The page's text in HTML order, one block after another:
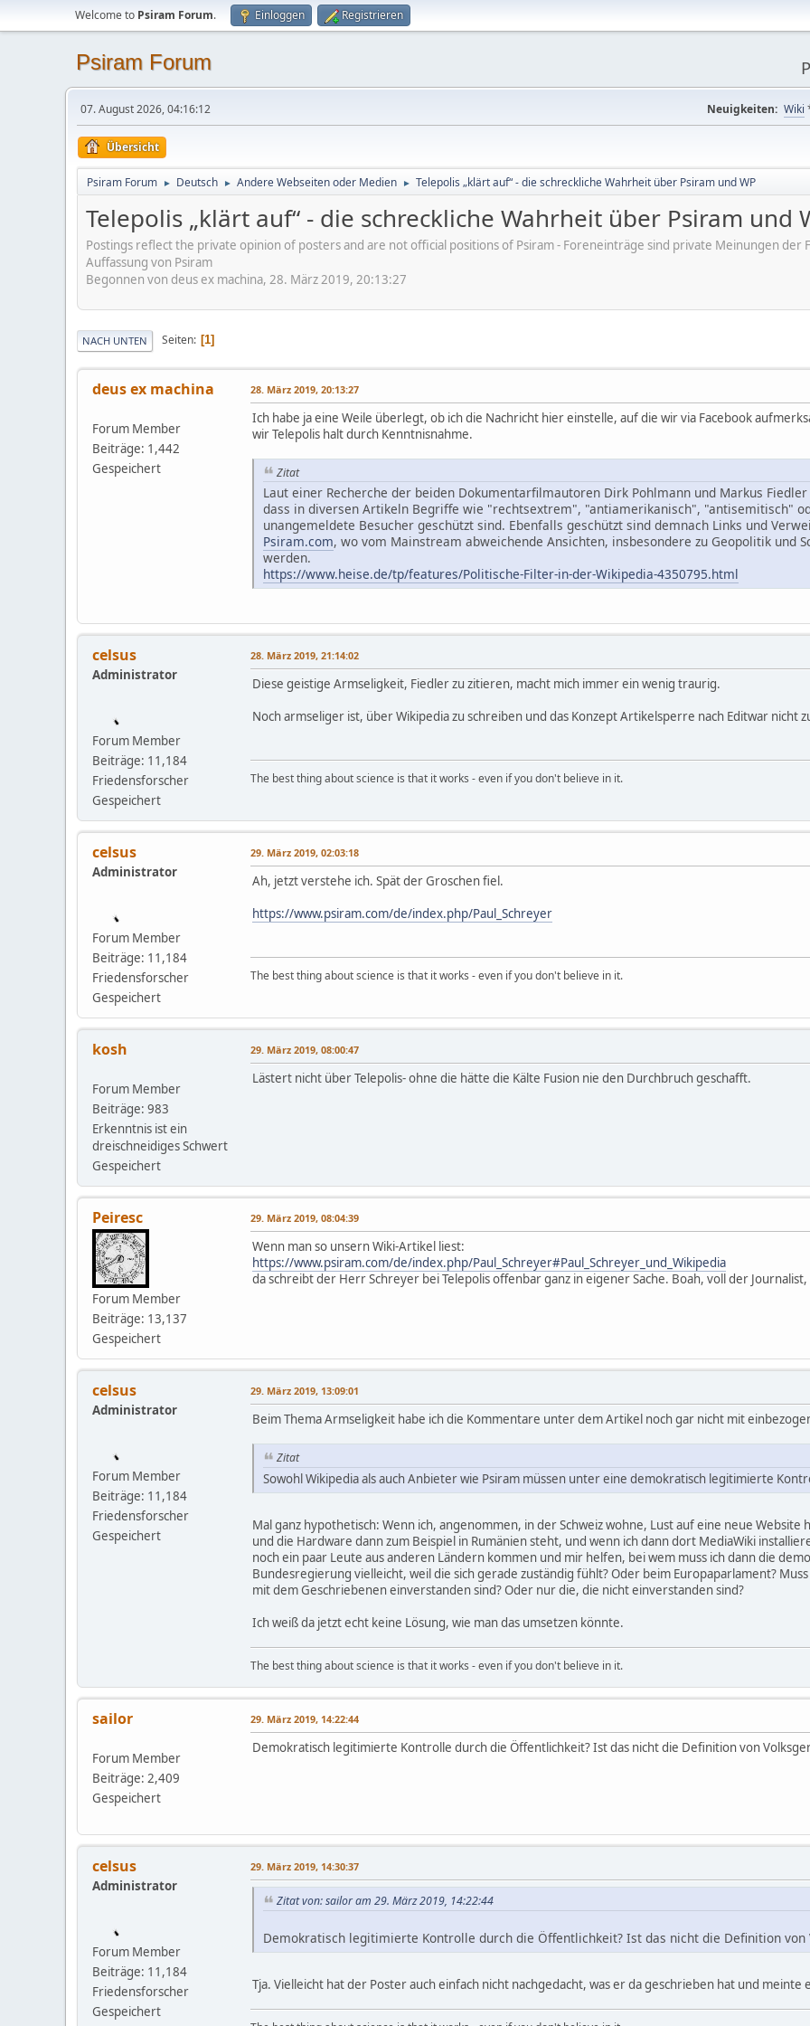
Welcome to Psiram Forum. Einloggen Registrieren
Psiram Forum
07. August 2026, 04:16:12 Neuigkeiten: Wiki
Übersicht
Psiram Forum ► Deutsch ► Andere Webseiten oder Medien ► Telepolis „klärt auf“ - die schreckliche Wahrheit über Psiram und WP
Telepolis „klärt auf“ - die schreckliche Wahrheit über Psiram und
Postings reflect the private opinion of posters and are not official positions of Psiram - Foreneinträge sind private Meinungen
Auffassung von Psiram
Begonnen von deus ex machina, 28. März 2019, 20:13:27
NACH UNTEN Seiten 1
deus ex machina
Forum Member
Beiträge: 1,442
Gespeichert
28. März 2019, 20:13:27
Ich habe ja eine Weile überlegt, ob ich die Nachricht hier einstelle, auf die wir via Facebook
wir Telepolis halt durch Kenntnisnahme.
Zitat
Laut einer Recherche der beiden Dokumentarfilmautoren Dirk Pohlmann und Markus
dass in diversen Artikeln Begriffe wie "rechtsextrem", "antiamerikanisch", "antisemitisch"
unangemeldete Besucher geschützt sind. Ebenfalls geschützt sind demnach Links und
Psiram.com, wo vom Mainstream abweichende Ansichten, insbesondere zu Geopolitik und
werden.
https://www.heise.de/tp/features/Politische-Filter-in-der-Wikipedia-4350795.html
celsus
Administrator
Forum Member
Beiträge: 11,184
Friedensforscher
Gespeichert
28. März 2019, 21:14:02
Diese geistige Armseligkeit, Fiedler zu zitieren, macht mich immer ein wenig traurig.
Noch armseliger ist, über Wikipedia zu schreiben und das Konzept Artikelsperre nach Editwar nicht
The best thing about science is that it works - even if you don't believe in it.
celsus
Administrator
Forum Member
Beiträge: 11,184
Friedensforscher
Gespeichert
29. März 2019, 02:03:18
Ah, jetzt verstehe ich. Spät der Groschen fiel.
https://www.psiram.com/de/index.php/Paul_Schreyer
The best thing about science is that it works - even if you don't believe in it.
kosh
Forum Member
Beiträge: 983
Erkenntnis ist ein
dreischneidiges Schwert
Gespeichert
29. März 2019, 08:00:47
Lästert nicht über Telepolis- ohne die hätte die Kälte Fusion nie den Durchbruch geschafft.
Peiresc
Forum Member
Beiträge: 13,137
Gespeichert
29. März 2019, 08:04:39
Wenn man so unsern Wiki-Artikel liest:
https://www.psiram.com/de/index.php/Paul_Schreyer#Paul_Schreyer_und_Wikipedia
da schreibt der Herr Schreyer bei Telepolis offenbar ganz in eigener Sache. Boah, voll der Journalist,
celsus
Administrator
Forum Member
Beiträge: 11,184
Friedensforscher
Gespeichert
29. März 2019, 13:09:01
Beim Thema Armseligkeit habe ich die Kommentare unter dem Artikel noch gar nicht mit
Zitat
Sowohl Wikipedia als auch Anbieter wie Psiram müssen unter eine demokratisch legitimierte
Mal ganz hypothetisch: Wenn ich, angenommen, in der Schweiz wohne, Lust auf eine neue
und die Hardware dann zum Beispiel in Rumänien steht, und wenn ich dann dort MediaWiki
noch ein paar Leute aus anderen Ländern kommen und mir helfen, bei wem muss ich dann die
Bundesregierung vielleicht, weil die sich gerade zuständig fühlt? Oder beim Europaparlament?
mit dem Geschriebenen einverstanden sind? Oder nur die, die nicht einverstanden sind?
Ich weiß da jetzt echt keine Lösung, wie man das umsetzen könnte.
The best thing about science is that it works - even if you don't believe in it.
sailor
Forum Member
Beiträge: 2,409
Gespeichert
29. März 2019, 14:22:44
Demokratisch legitimierte Kontrolle durch die Öffentlichkeit? Ist das nicht die Definition von
celsus
Administrator
Forum Member
Beiträge: 11,184
Friedensforscher
Gespeichert
29. März 2019, 14:30:37
Zitat von: sailor am 29. März 2019, 14:22:44
Demokratisch legitimierte Kontrolle durch die Öffentlichkeit? Ist das nicht die Definition von
Tja. Vielleicht hat der Poster auch einfach nicht nachgedacht, was er da geschrieben hat und